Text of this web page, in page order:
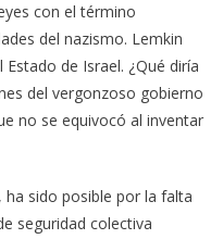
con el término
del nazismo. Lemkin
de Israel. ¿Qué diría
del vergonzoso gobierno
no se equivocó al inventar
sido posible por la falta
seguridad colectiva